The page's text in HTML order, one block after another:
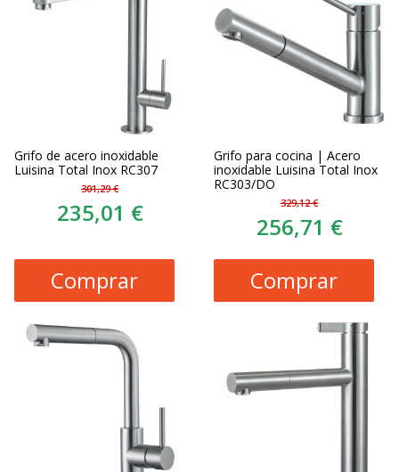
Grifo de acero inoxidable
Luisina Total Inox RC307
301,29 €
235,01 €
Comprar
Grifo para cocina | Acero
inoxidable Luisina Total Inox
RC303/DO
329,12 €
256,71 €
Comprar